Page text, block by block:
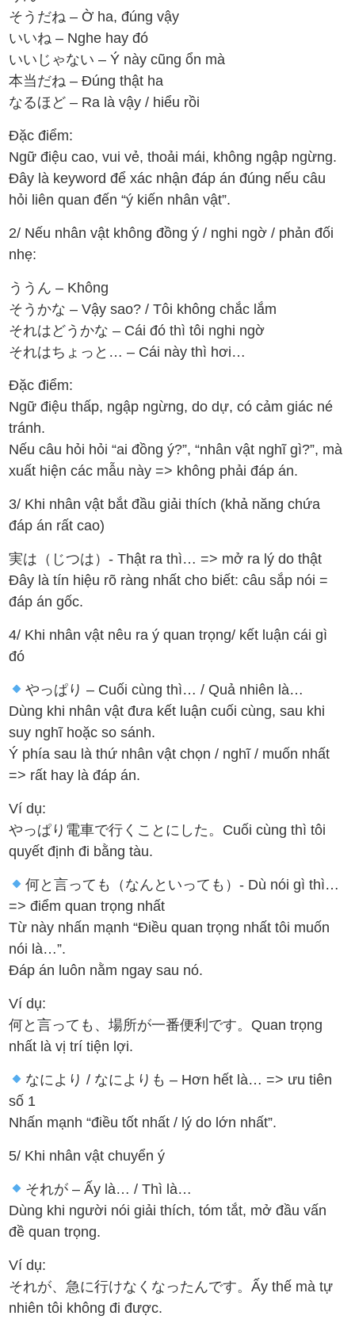
そうだね – Ờ ha, đúng vậy
いいね – Nghe hay đó
いいじゃない – Ý này cũng ổn mà
本当だね – Đúng thật ha
なるほど – Ra là vậy / hiểu rồi
Đặc điểm:
Ngữ điệu cao, vui vẻ, thoải mái, không ngập ngừng.
Đây là keyword để xác nhận đáp án đúng nếu câu
hỏi liên quan đến “ý kiến nhân vật”.
2/ Nếu nhân vật không đồng ý / nghi ngờ / phản đối
nhẹ:
ううん – Không
そうかな – Vậy sao? / Tôi không chắc lắm
それはどうかな – Cái đó thì tôi nghi ngờ
それはちょっと… – Cái này thì hơi…
Đặc điểm:
Ngữ điệu thấp, ngập ngừng, do dự, có cảm giác né
tránh.
Nếu câu hỏi hỏi “ai đồng ý?”, “nhân vật nghĩ gì?”, mà
xuất hiện các mẫu này => không phải đáp án.
3/ Khi nhân vật bắt đầu giải thích (khả năng chứa
đáp án rất cao)
実は（じつは）- Thật ra thì… => mở ra lý do thật
Đây là tín hiệu rõ ràng nhất cho biết: câu sắp nói =
đáp án gốc.
4/ Khi nhân vật nêu ra ý quan trọng/ kết luận cái gì
đó
やっぱり – Cuối cùng thì… / Quả nhiên là…
Dùng khi nhân vật đưa kết luận cuối cùng, sau khi
suy nghĩ hoặc so sánh.
Ý phía sau là thứ nhân vật chọn / nghĩ / muốn nhất
=> rất hay là đáp án.
Ví dụ:
やっぱり電車で行くことにした。Cuối cùng thì tôi
quyết định đi bằng tàu.
何と言っても（なんといっても）- Dù nói gì thì…
=> điểm quan trọng nhất
Từ này nhấn mạnh “Điều quan trọng nhất tôi muốn
nói là…”.
Đáp án luôn nằm ngay sau nó.
Ví dụ:
何と言っても、場所が一番便利です。Quan trọng
nhất là vị trí tiện lợi.
なにより / なによりも – Hơn hết là… => ưu tiên
số 1
Nhấn mạnh “điều tốt nhất / lý do lớn nhất”.
5/ Khi nhân vật chuyển ý
それが – Ấy là… / Thì là…
Dùng khi người nói giải thích, tóm tắt, mở đầu vấn
đề quan trọng.
Ví dụ:
それが、急に行けなくなったんです。Ấy thế mà tự
nhiên tôi không đi được.